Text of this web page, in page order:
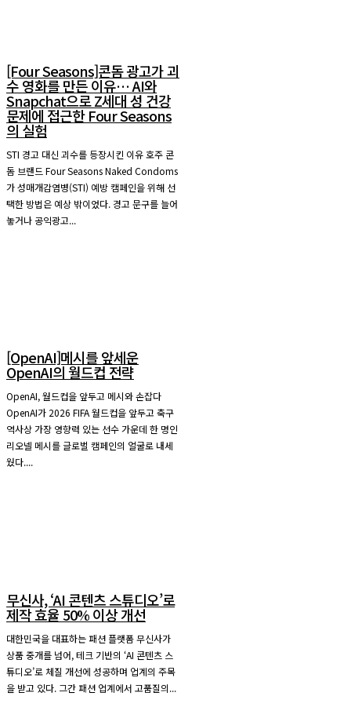
[Four Seasons]콘돔 광고가 괴
수 영화를 만든 이유… AI와
Snapchat으로 Z세대 성 건강
문제에 접근한 Four Seasons
의 실험
STI 경고 대신 괴수를 등장시킨 이유 호주 콘
돔 브랜드 Four Seasons Naked Condoms
가 성매개감염병(STI) 예방 캠페인을 위해 선
택한 방법은 예상 밖이었다. 경고 문구를 늘어
놓거나 공익광고...
[OpenAI]메시를 앞세운
OpenAI의 월드컵 전략
OpenAI, 월드컵을 앞두고 메시와 손잡다
OpenAI가 2026 FIFA 월드컵을 앞두고 축구
역사상 가장 영향력 있는 선수 가운데 한 명인
리오넬 메시를 글로벌 캠페인의 얼굴로 내세
웠다....
무신사, ‘AI 콘텐츠 스튜디오’로
제작 효율 50% 이상 개선
대한민국을 대표하는 패션 플랫폼 무신사가
상품 중개를 넘어, 테크 기반의 ‘AI 콘텐츠 스
튜디오’로 체질 개선에 성공하며 업계의 주목
을 받고 있다. 그간 패션 업계에서 고품질의...